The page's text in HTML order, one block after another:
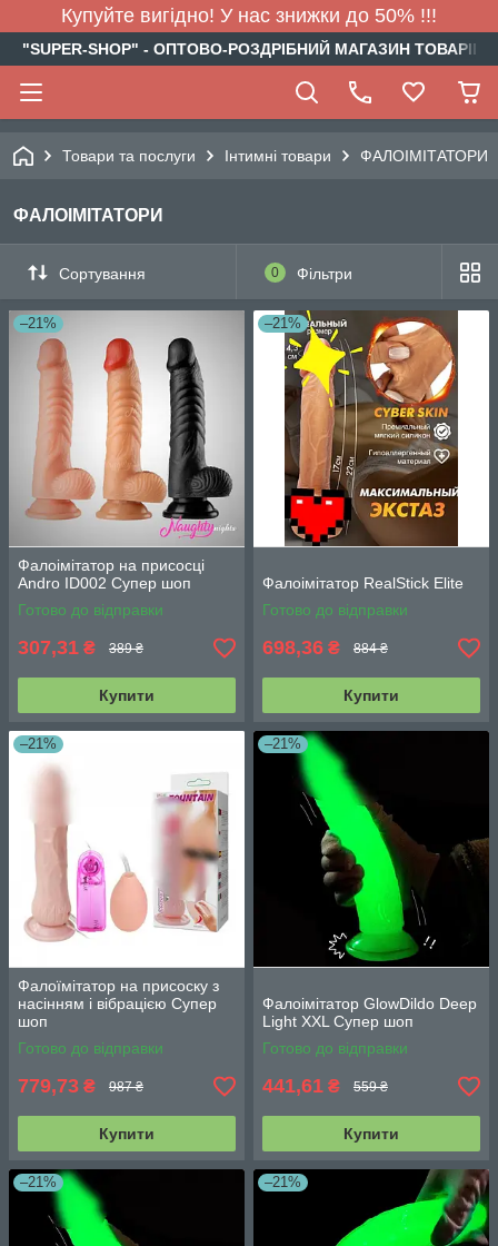
Купуйте вигідно! У нас знижки до 50% !!!
"SUPER-SHOP" - ОПТОВО-РОЗДРІБНИЙ МАГАЗИН
Товари та послуги Інтимні товари ФАЛОІМІТАТОРИ
ФАЛОІМІТАТОРИ
Сортування 0 Фільтри
–21%
Фалоімітатор на присосці
Andro ID002 Супер шоп
Готово до відправки
307,31 ₴ 389 ₴
Купити
–21%
Фалоімітатор RealStick Elite
Готово до відправки
698,36 ₴ 884 ₴
Купити
–21%
Фалоїмітатор на присоску з
насінням і вібрацією Супер
шоп
Готово до відправки
779,73 ₴ 987 ₴
Купити
–21%
Фалоімітатор GlowDildo Deep
Light XXL Супер шоп
Готово до відправки
441,61 ₴ 559 ₴
Купити
–21% –21%